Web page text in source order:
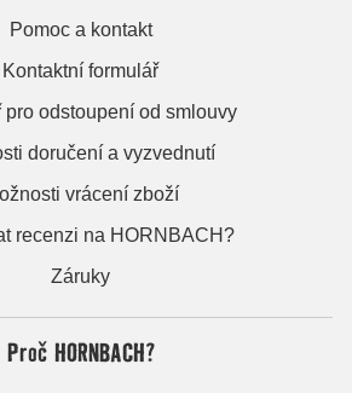
Pomoc a kontakt
Kontaktní formulář
pro odstoupení od smlouvy
doručení a vyzvednutí
vrácení zboží
recenzi na HORNBACH?
Záruky
Proč HORNBACH?